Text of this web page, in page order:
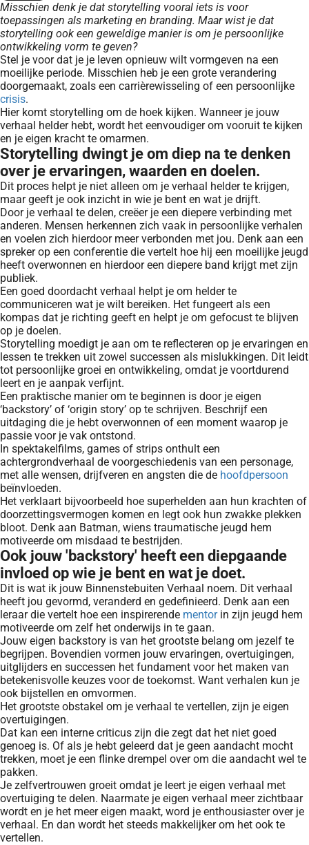
Misschien denk je dat storytelling vooral iets is voor
toepassingen als marketing en branding. Maar wist je dat
storytelling ook een geweldige manier is om je persoonlijke
ontwikkeling vorm te geven?
Stel je voor dat je je leven opnieuw wilt vormgeven na een
moeilijke periode. Misschien heb je een grote verandering
doorgemaakt, zoals een carrièrewisseling of een persoonlijke
crisis.
Hier komt storytelling om de hoek kijken. Wanneer je jouw
verhaal helder hebt, wordt het eenvoudiger om vooruit te kijken
en je eigen kracht te omarmen.
Storytelling dwingt je om diep na te denken
over je ervaringen, waarden en doelen.
Dit proces helpt je niet alleen om je verhaal helder te krijgen,
maar geeft je ook inzicht in wie je bent en wat je drijft.
Door je verhaal te delen, creëer je een diepere verbinding met
anderen. Mensen herkennen zich vaak in persoonlijke verhalen
en voelen zich hierdoor meer verbonden met jou. Denk aan een
spreker op een conferentie die vertelt hoe hij een moeilijke jeugd
heeft overwonnen en hierdoor een diepere band krijgt met zijn
publiek.
Een goed doordacht verhaal helpt je om helder te
communiceren wat je wilt bereiken. Het fungeert als een
kompas dat je richting geeft en helpt je om gefocust te blijven
op je doelen.
Storytelling moedigt je aan om te reflecteren op je ervaringen en
lessen te trekken uit zowel successen als mislukkingen. Dit leidt
tot persoonlijke groei en ontwikkeling, omdat je voortdurend
leert en je aanpak verfijnt.
Een praktische manier om te beginnen is door je eigen
‘backstory’ of ‘origin story’ op te schrijven. Beschrijf een
uitdaging die je hebt overwonnen of een moment waarop je
passie voor je vak ontstond.
In spektakelfilms, games of strips onthult een
achtergrondverhaal de voorgeschiedenis van een personage,
met alle wensen, drijfveren en angsten die de hoofdpersoon
beïnvloeden.
Het verklaart bijvoorbeeld hoe superhelden aan hun krachten of
doorzettingsvermogen komen en legt ook hun zwakke plekken
bloot. Denk aan Batman, wiens traumatische jeugd hem
motiveerde om misdaad te bestrijden.
Ook jouw 'backstory' heeft een diepgaande
invloed op wie je bent en wat je doet.
Dit is wat ik jouw Binnenstebuiten Verhaal noem. Dit verhaal
heeft jou gevormd, veranderd en gedefinieerd. Denk aan een
leraar die vertelt hoe een inspirerende mentorin zijn jeugd hem
motiveerde om zelf het onderwijs in te gaan.
Jouw eigen backstory is van het grootste belang om jezelf te
begrijpen. Bovendien vormen jouw ervaringen, overtuigingen,
uitglijders en successen het fundament voor het maken van
betekenisvolle keuzes voor de toekomst. Want verhalen kun je
ook bijstellen en omvormen.
Het grootste obstakel om je verhaal te vertellen, zijn je eigen
overtuigingen.
Dat kan een interne criticus zijn die zegt dat het niet goed
genoeg is. Of als je hebt geleerd dat je geen aandacht mocht
trekken, moet je een flinke drempel over om die aandacht wel te
pakken.
Je zelfvertrouwen groeit omdat je leert je eigen verhaal met
overtuiging te delen. Naarmate je eigen verhaal meer zichtbaar
wordt en je het meer eigen maakt, word je enthousiaster over je
verhaal. En dan wordt het steeds makkelijker om het ook te
vertellen.